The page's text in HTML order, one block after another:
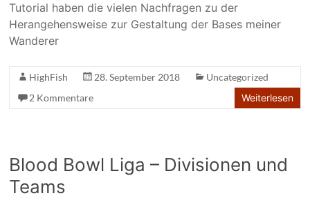
Tutorial haben die vielen Nachfragen zu der
Herangehensweise zur Gestaltung der Bases meiner
Wanderer
HighFish 28. September 2018
Uncategorized
2 Kommentare
Weiterlesen
Blood Bowl Liga – Divisionen und
Teams